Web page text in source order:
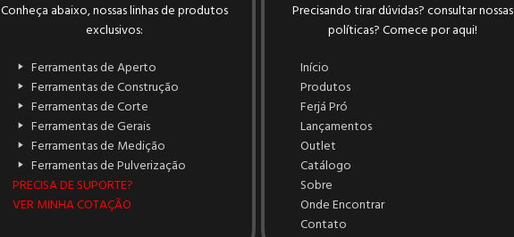
Conheça abaixo, nossas linhas de produtos
exclusivos:
Ferramentas de Aperto
Ferramentas de Construção
Ferramentas de Corte
Ferramentas de Gerais
Ferramentas de Medição
Ferramentas de Pulverização
PRECISA DE SUPORTE?
VER MINHA COTAÇÃO
Precisando tirar dúvidas? consultar nossas
políticas? Comece por aqui!
Início
Produtos
Ferjá Pró
Lançamentos
Outlet
Catálogo
Sobre
Onde Encontrar
Contato